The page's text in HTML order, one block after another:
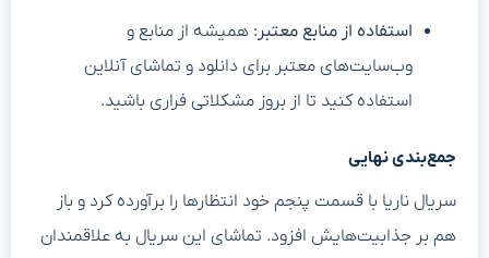
استفاده از منابع معتبر: همیشه از منابع و
وب‌سایت‌های معتبر برای دانلود و تماشای آنلاین
استفاده کنید تا از بروز مشکلاتی فراری باشید.
جمع‌بندی نهایی
سریال ناریا با قسمت پنجم خود انتظارها را برآورده کرد و باز
هم بر جذابیت‌هایش افزود. تماشای این سریال به علاقمندان